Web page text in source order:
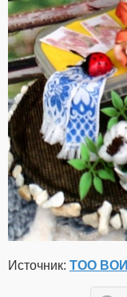
Источник: ТОО ВОИ